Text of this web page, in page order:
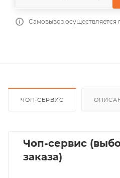
Самовывоз осуществляется
ЧОП-СЕРВИС
Чоп-сервис
заказа)